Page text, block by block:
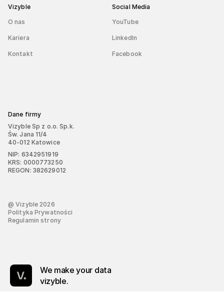
Vizyble
O nas
Kariera
Kontakt
Social Media
YouTube
LinkedIn
Facebook
Dane firmy
Vizyble Sp z o.o. Sp.k.
Św. Jana 11/4
40-012 Katowice
NIP: 6342951919
KRS: 0000773250
REGON: 382629012
We make your data
vizyble.
@ Vizyble2026
Polityka Prywatności
Regulamin strony